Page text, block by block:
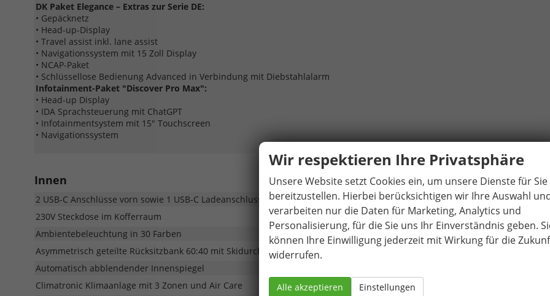
DK Paket Elegance – Extras zur Serie DE:
• Gepäcknetz
• Head-up-Display
• Travel assist inkl. lane assist
• Navigationssystem mit 15 Zoll Display
• NCAP-Paket
• Schlüssellose Bedienung Advanced in Verbindung mit Diebstahlalarm
Infotainment-Paket "Discover Pro Max":
• Head-up Display
• IDA Sprachsteuerung mit ChatGPT
• Infotainmentsystem mit 15" Touchscreen
• Navigationssystem
Innen
2 USB-C Anschlüsse vorn sowie 1 USB-C Ladeanschluss in der Mittelkonsole hinten
230V Steckdose im Kofferraum
vorhanden
Ambientebeleuchtung in 30 Farben
vorhanden
Asymmetrisch geteilte Rücksitzbank 60:40 mit Skidurchreiche
Automatisch abblendender Innenspiegel
Climatronic Klimaanlage mit 3 Zonen und Air Care
Wir respektieren Ihre Privatsphäre
Unsere Website setzt Cookies ein, um unsere Dienste für Sie
bereitzustellen. Hierbei berücksichtigen wir Ihre Auswahl
verarbeiten nur die Daten für Marketing, Analytics und
Personalisierung, für die Sie uns Ihr Einverständnis geben.
können Ihre Einwilligung jederzeit mit Wirkung für die
widerrufen.
Alle akzeptieren Einstellungen